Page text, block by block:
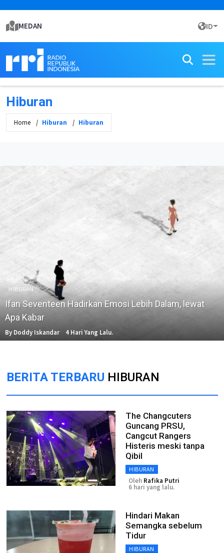
MEDAN ID
Hiburan
Home Hiburan Hiburan
HIBURAN
Ifan Seventeen Hadirkan Emosi Lebih Dalam, lewat
Apa Kabar
By Doddy Iskandar 4 Hari Yang Lalu.
BERITA TERBARU HIBURAN
The Changcuters
Guncang PRSU,
Cangcut Rangers
Histeris meski tanpa
Qibil
HIBURAN
Oleh Rafika Putri
6 hari yang lalu.
Hindari Makan
Semangka sebelum
Tidur
HIBURAN